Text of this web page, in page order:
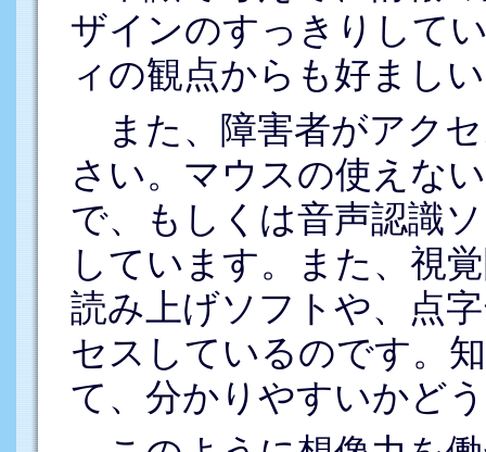
ザインのすっきりして
ィの観点からも好まし
また、障害者がアク
さい。マウスの使えな
で、もしくは音声認識
しています。また、視
読み上げソフトや、点
セスしているのです。
て、分かりやすいかど